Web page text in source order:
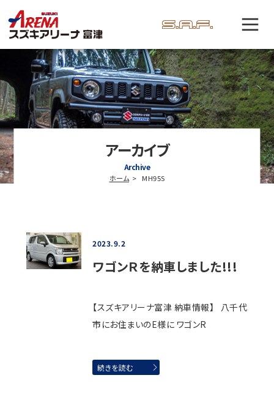
アーカイブ
Archive
ホーム MH95S
2023.9.2
ワゴンＲを納車しました!!!
【スズキアリーナ富津 納車情報】 八千代
市にお住まいのE様に ワゴンR
続きを読む